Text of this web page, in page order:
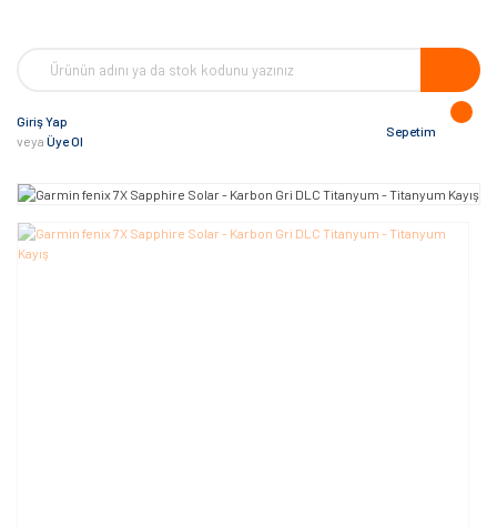
Giriş Yap
veya Üye Ol
Sepetim